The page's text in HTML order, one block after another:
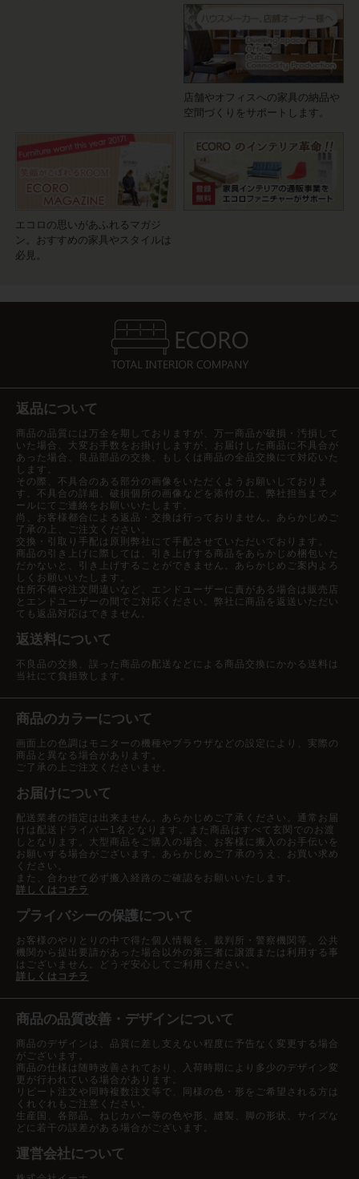
店舗やオフィスへの家具の納品や
空間づくりをサポートします。
エコロの思いがあふれるマガジ
ン。おすすめの家具やスタイルは
必見。
返品について
商品の品質には万全を期しておりますが、万一商品が破損・汚損して
いた場合、大変お手数をお掛けしますが、お届けした商品に不具合が
あった場合、良品部品の交換、もしくは商品の全品交換にて対応いた
します。
その際、不具合のある部分の画像をいただくようお願いしておりま
す。不具合の詳細、破損個所の画像などを添付の上、弊社担当までメ
ールにてご連絡をお願いいたします。
尚、お客様都合による返品・交換は行っておりません。あらかじめご
了承の上、ご注文ください。
交換・引取り手配は原則弊社にて手配させていただいております。
商品の引き上げに際しては、引き上げする商品をあらかじめ梱包いた
だかないと、引き上げすることができません。あらかじめご案内よろ
しくお願いいたします。
住所不備や注文間違いなど、エンドユーザーに責がある場合は販売店
とエンドユーザーの間でご対応ください。弊社に商品を返送いただい
ても返品対応はできません。
返送料について
不良品の交換、誤った商品の配送などによる商品交換にかかる送料は
当社にて負担致します。
商品のカラーについて
画面上の色調はモニターの機種やブラウザなどの設定により、実際の
商品と異なる場合があります。
ご了承の上ご注文くださいませ。
お届けについて
配送業者の指定は出来ません。あらかじめご了承ください。通常お届
けは配送ドライバー1名となります。また商品はすべて玄関でのお渡
しとなります。大型商品をご購入の場合、お客様に搬入のお手伝いを
お願いする場合がございます。あらかじめご了承のうえ、お買い求め
ください。
また、合わせて必ず搬入経路のご確認をお願いいたします。
詳しくはコチラ
プライバシーの保護について
お客様のやりとりの中で得た個人情報を、裁判所・警察機関等、公共
機関から提出要請があった場合以外の第三者に譲渡または利用する事
はございません。どうぞ安心してご利用ください。
詳しくはコチラ
商品の品質改善・デザインについて
商品のデザインは、品質に差し支えない程度に予告なく変更する場合
がございます。
商品の仕様は随時改善されており、入荷時期により多少のデザイン変
更が行われている場合があります。
リピート注文や同時複数注文等で、同様の色・形をご希望される方は
くれぐれもご注意ください。
生産国、各部品、ねじカバー等の色や形、縫製、脚の形状、サイズな
どに若干の誤差がある場合がございます。
運営会社について